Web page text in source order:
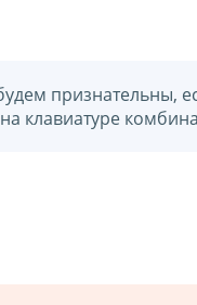
признательны,
клавиатуре